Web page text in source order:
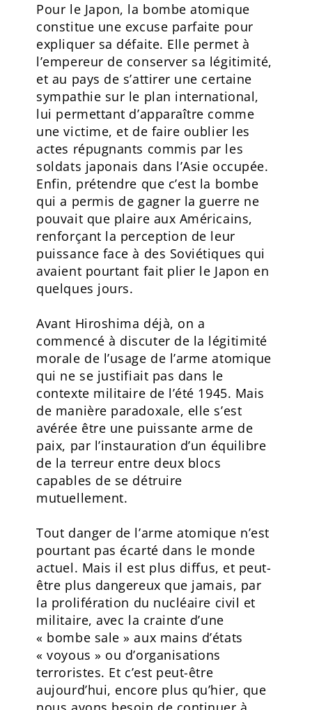
Pour le Japon, la bombe atomique
constitue une excuse parfaite pour
expliquer sa défaite. Elle permet à
l’empereur de conserver sa légitimité,
et au pays de s’attirer une certaine
sympathie sur le plan international,
lui permettant d’apparaître comme
une victime, et de faire oublier les
actes répugnants commis par les
soldats japonais dans l’Asie occupée.
Enfin, prétendre que c’est la bombe
qui a permis de gagner la guerre ne
pouvait que plaire aux Américains,
renforçant la perception de leur
puissance face à des Soviétiques qui
avaient pourtant fait plier le Japon en
quelques jours.
Avant Hiroshima déjà, on a
commencé à discuter de la légitimité
morale de l’usage de l’arme atomique
qui ne se justifiait pas dans le
contexte militaire de l’été 1945. Mais
de manière paradoxale, elle s’est
avérée être une puissante arme de
paix, par l’instauration d’un équilibre
de la terreur entre deux blocs
capables de se détruire
mutuellement.
Tout danger de l’arme atomique n’est
pourtant pas écarté dans le monde
actuel. Mais il est plus diffus, et peut-
être plus dangereux que jamais, par
la prolifération du nucléaire civil et
militaire, avec la crainte d’une
« bombe sale » aux mains d’états
« voyous » ou d’organisations
terroristes. Et c’est peut-être
aujourd’hui, encore plus qu’hier, que